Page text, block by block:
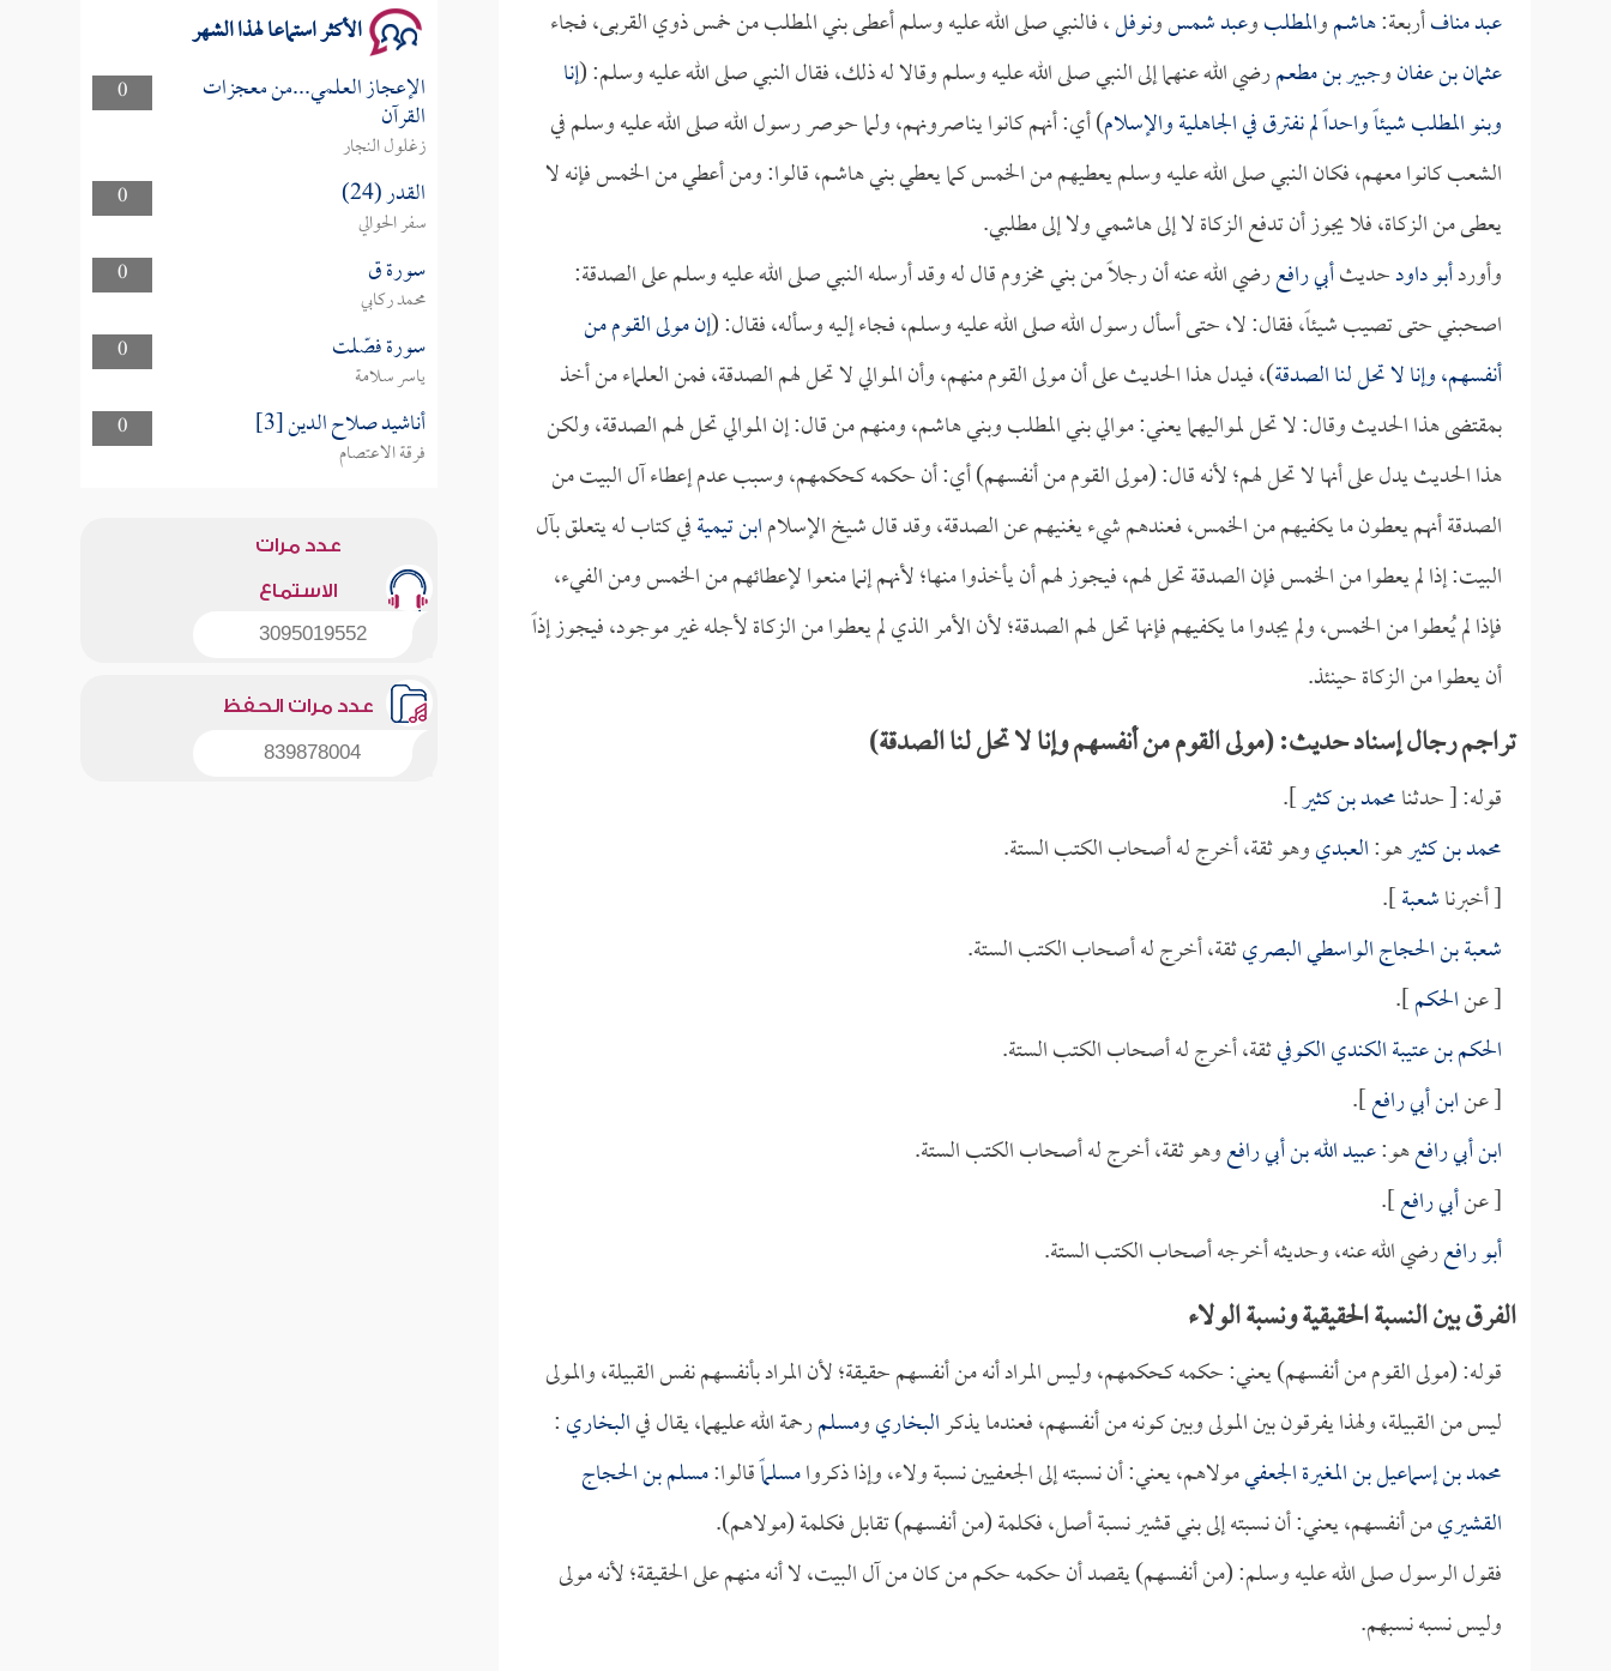
عبد منافأربعة:هاشموالمطلبوعبد شمسونوفل، فالنبي صلى الله عليه وسلم أعطى بني المطلب من خمس ذوي القربى، فجاء
عثمان بن عفانوجبير بن مطعمرضي الله عنهما إلى النبي صلى الله عليه وسلم وقالا له ذلك، فقال النبي صلى الله عليه وسلم: (إنا
وبنو المطلب شيئاً واحداً لم نفترق في الجاهلية والإسلام) أي: أنهم كانوا يناصرونهم، ولما حوصر رسول الله صلى الله عليه وسلم في
الشعب كانوا معهم، فكان النبي صلى الله عليه وسلم يعطيهم من الخمس كما يعطي بني هاشم، قالوا: ومن أعطي من الخمس فإنه لا
يعطى من الزكاة، فلا يجوز أن تدفع الزكاة لا إلى هاشمي ولا إلى مطلبي.
وأوردأبو داودحديثأبي رافعرضي الله عنه أن رجلاً من بني مخزوم قال له وقد أرسله النبي صلى الله عليه وسلم على الصدقة:
اصحبني حتى تصيب شيئاً، فقال: لا، حتى أسأل رسول الله صلى الله عليه وسلم، فجاء إليه وسأله، فقال: (إن مولى القوم من
أنفسهم، وإنا لا تحل لنا الصدقة)، فيدل هذا الحديث على أن مولى القوم منهم، وأن الموالي لا تحل لهم الصدقة، فمن العلماء من أخذ
بمقتضى هذا الحديث وقال: لا تحل لمواليهما يعني: موالي بني المطلب وبني هاشم، ومنهم من قال: إن الموالي تحل لهم الصدقة، ولكن
هذا الحديث يدل على أنها لا تحل لهم؛ لأنه قال: (مولى القوم من أنفسهم) أي: أن حكمه كحكمهم، وسبب عدم إعطاء آل البيت من
الصدقة أنهم يعطون ما يكفيهم من الخمس، فعندهم شيء يغنيهم عن الصدقة، وقد قال شيخ الإسلامابن تيميةفي كتاب له يتعلق بآل
البيت: إذا لم يعطوا من الخمس فإن الصدقة تحل لهم، فيجوز لهم أن يأخذوا منها؛ لأنهم إنما منعوا لإعطائهم من الخمس ومن الفيء،
فإذا لم يُعطوا من الخمس، ولم يجدوا ما يكفيهم فإنها تحل لهم الصدقة؛ لأن الأمر الذي لم يعطوا من الزكاة لأجله غير موجود، فيجوز إذاً
أن يعطوا من الزكاة حينئذ.
تراجم رجال إسناد حديث: (مولى القوم من أنفسهم وإنا لا تحل لنا الصدقة)
قوله: [ حدثنامحمد بن كثير].
محمد بن كثيرهو:العبديوهو ثقة، أخرج له أصحاب الكتب الستة.
[ أخبرناشعبة].
شعبة بن الحجاج الواسطي البصريثقة، أخرج له أصحاب الكتب الستة.
[ عنالحكم].
الحكم بن عتيبة الكندي الكوفيثقة، أخرج له أصحاب الكتب الستة.
[ عنابن أبي رافع].
ابن أبي رافعهو:عبيد الله بن أبي رافعوهو ثقة، أخرج له أصحاب الكتب الستة.
[ عنأبي رافع].
أبو رافعرضي الله عنه، وحديثه أخرجه أصحاب الكتب الستة.
الفرق بين النسبة الحقيقية ونسبة الولاء
قوله: (مولى القوم من أنفسهم) يعني: حكمه كحكمهم، وليس المراد أنه من أنفسهم حقيقة؛ لأن المراد بأنفسهم نفس القبيلة، والمولى
ليس من القبيلة، ولهذا يفرقون بين المولى وبين كونه من أنفسهم، فعندما يذكرالبخاريومسلمرحمة الله عليهما، يقال فيالبخاري:
محمد بن إسماعيل بن المغيرة الجعفيمولاهم، يعني: أن نسبته إلى الجعفيين نسبة ولاء، وإذا ذكروامسلماًقالوا:مسلم بن الحجاج
القشيريمن أنفسهم، يعني: أن نسبته إلى بني قشير نسبة أصل، فكلمة (من أنفسهم) تقابل فكلمة (مولاهم).
فقول الرسول صلى الله عليه وسلم: (من أنفسهم) يقصد أن حكمه حكم من كان من آل البيت، لا أنه منهم على الحقيقة؛ لأنه مولى
وليس نسبه نسبهم.
الأكثر استماعا لهذا الشهر
0 الإعجاز العلمي...من معجزات
القرآن
زغلول النجار
0
القدر (24)
سفر الحوالي
0
سورة ق
محمد ركابي
0
سورة فصّلت
ياسر سلامة
0
أناشيد صلاح الدين [3]
فرقة الاعتصام
عدد مرات
الاستماع
3095019552
عدد مرات الحفظ
839878004